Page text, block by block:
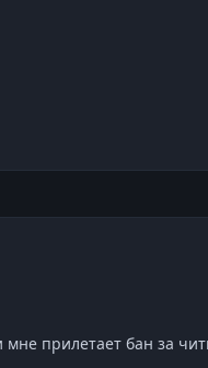
мне прилетает бан за